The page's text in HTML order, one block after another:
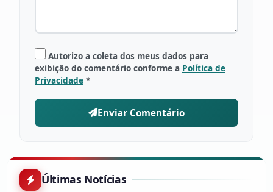
Autorizo a coleta dos meus dados para
exibição do comentário conforme a Política de
Privacidade *
Enviar Comentário
Últimas Notícias